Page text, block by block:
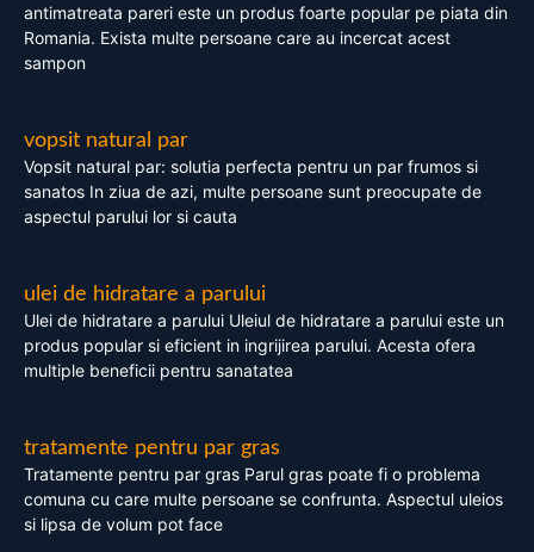
antimatreata pareri este un produs foarte popular pe piata din
Romania. Exista multe persoane care au incercat acest
sampon
vopsit natural par
Vopsit natural par: solutia perfecta pentru un par frumos si
sanatos In ziua de azi, multe persoane sunt preocupate de
aspectul parului lor si cauta
ulei de hidratare a parului
Ulei de hidratare a parului Uleiul de hidratare a parului este un
produs popular si eficient in ingrijirea parului. Acesta ofera
multiple beneficii pentru sanatatea
tratamente pentru par gras
Tratamente pentru par gras Parul gras poate fi o problema
comuna cu care multe persoane se confrunta. Aspectul uleios
si lipsa de volum pot face